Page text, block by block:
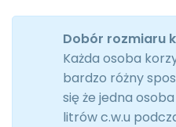
Dobór rozmiaru
Każda osoba
bardzo różny
się że jedna
litrów c.w.u